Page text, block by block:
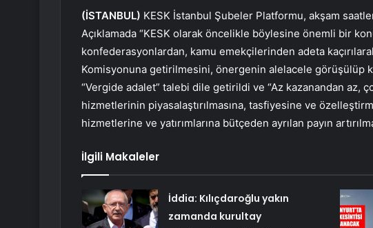
(İSTANBUL) KESK İstanbul Şubeler Platformu, akşam
Açıklamada “KESK olarak öncelikle böylesine önemli bir
konfederasyonlardan, kamu emekçilerinden adeta
Komisyonuna getirilmesini, önergenin alelacele görüşülüp
“Vergide adalet” talebi dile getirildi ve “Az kazanandan az,
hizmetlerinin piyasalaştırılmasına, tasfiyesine ve
hizmetlerine ve yatırımlarına bütçeden ayrılan payın
İlgili Makaleler
İddia: Kılıçdaroğlu yakın
zamanda kurultay